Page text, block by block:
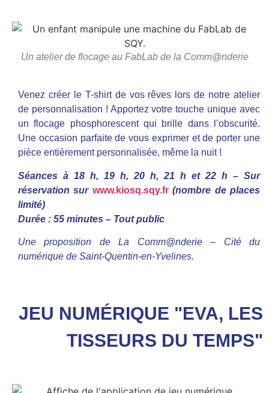
Un atelier de flocage au FabLab de la Comm@nderie
Venez créer le T-shirt de vos rêves lors de notre atelier
de personnalisation ! Apportez votre touche unique avec
un flocage phosphorescent qui brille dans l’obscurité.
Une occasion parfaite de vous exprimer et de porter une
pièce entièrement personnalisée, même la nuit !
Séances à 18 h, 19 h, 20 h, 21 h et 22 h – Sur
réservation sur www.kiosq.sqy.fr(nombre de places
limité)
Durée : 55 minutes – Tout public
Une proposition de La Comm@nderie – Cité du
numérique de Saint-Quentin-en-Yvelines.
JEU NUMÉRIQUE "EVA, LES
TISSEURS DU TEMPS"